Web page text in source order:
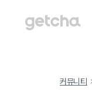
커뮤니티